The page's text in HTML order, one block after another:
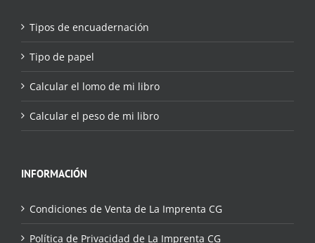
Tipos de encuadernación
Tipo de papel
Calcular el lomo de mi libro
Calcular el peso de mi libro
INFORMACIÓN
Condiciones de Venta de La Imprenta CG
Política de Privacidad de La Imprenta CG